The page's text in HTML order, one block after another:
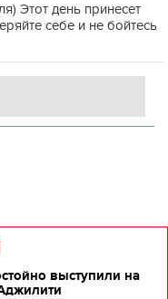
Этот день принесет
себе и не бойтесь
выступили на